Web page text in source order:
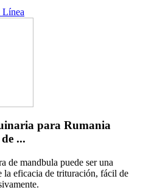
Línea
para Rumania
...
de mandbula puede ser una
la eficacia de trituración, fácil de